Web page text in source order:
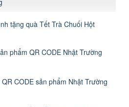
tặng quà Tết Trà Chuối Hột
phẩm QR CODE Nhật Trường
CODE sản phẩm Nhật Trường